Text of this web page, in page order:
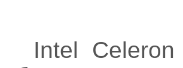
Intel